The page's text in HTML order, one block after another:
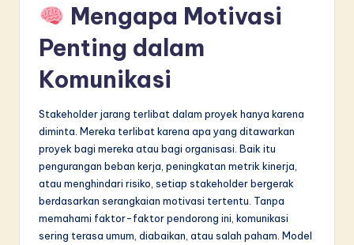
w
Mengapa Motivasi
Penting dalam
Komunikasi
Stakeholder jarang terlibat dalam proyek hanya karena
diminta. Mereka terlibat karena apa yang ditawarkan
proyek bagi mereka atau bagi organisasi. Baik itu
pengurangan beban kerja, peningkatan metrik kinerja,
atau menghindari risiko, setiap stakeholder bergerak
berdasarkan serangkaian motivasi tertentu. Tanpa
memahami faktor-faktor pendorong ini, komunikasi
sering terasa umum, diabaikan, atau salah paham. Model